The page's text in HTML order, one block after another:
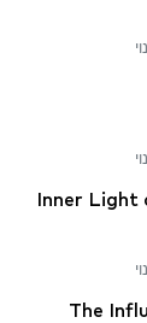
Inner
The